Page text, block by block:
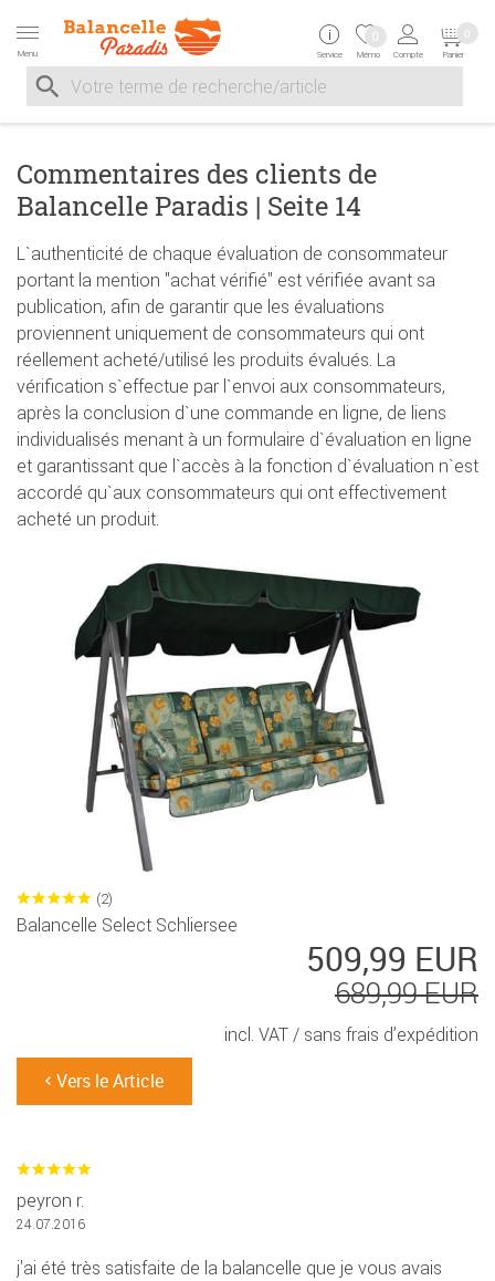
Zum Inhalt springen
Menu
Suche nach
Suche im Shop, nach der Eingabe von 3 Buchstaben
Service Mémo
0
Compte Panier
0
Commentaires des clients de
Balancelle Paradis | Seite 14
L`authenticité de chaque évaluation de consommateur
portant la mention "achat vérifié" est vérifiée avant sa
publication, afin de garantir que les évaluations
proviennent uniquement de consommateurs qui ont
réellement acheté/utilisé les produits évalués. La
vérification s`effectue par l`envoi aux consommateurs,
après la conclusion d`une commande en ligne, de liens
individualisés menant à un formulaire d`évaluation en ligne
et garantissant que l`accès à la fonction d`évaluation n`est
accordé qu`aux consommateurs qui ont effectivement
acheté un produit.
(2)
Balancelle Select Schliersee
509,99 EUR
689,99 EUR
incl. VAT / sans frais d’expédition
Vers le Article
peyron r.
24.07.2016
j'ai été très satisfaite de la balancelle que je vous avais